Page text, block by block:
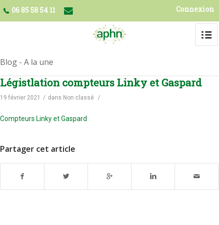
06 85 58 54 11 Connexion
Blog - A la une
Légistlation compteurs Linky et Gaspard
19 février 2021 / dans Non classé /
Compteurs Linky et Gaspard
Partager cet article